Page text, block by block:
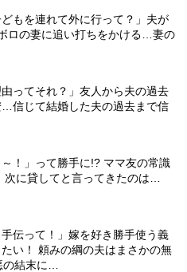
どもを連れて外に行って？」夫が
ロの妻に追い打ちをかける…妻の
由ってそれ？」友人から夫の過去
信じて結婚した夫の過去まで信
～！」って勝手に!? ママ友の常識
次に貸してと言ってきたのは…
手伝って！」嫁を好き勝手使う義
い！ 頼みの綱の夫はまさかの無
結末に…